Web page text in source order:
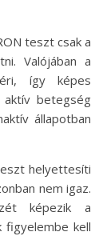
teszt csak a
Valójában a
így képes
aktív betegség
állapotban
helyettesíti
nem igaz.
képezik a
figyelembe kell